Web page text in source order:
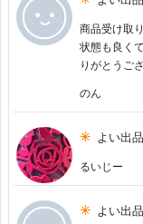
商品受け取
状態も良く
りがとうご
のん
よい出
るいじー
よい出